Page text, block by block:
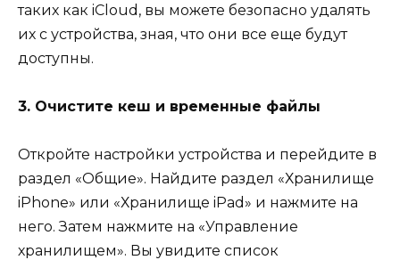
таких как iCloud, вы можете безопасно удалять
их с устройства, зная, что они все еще будут
доступны.
3. Очистите кеш и временные файлы
Откройте настройки устройства и перейдите в
раздел «Общие». Найдите раздел «Хранилище
iPhone» или «Хранилище iPad» и нажмите на
него. Затем нажмите на «Управление
хранилищем». Вы увидите список